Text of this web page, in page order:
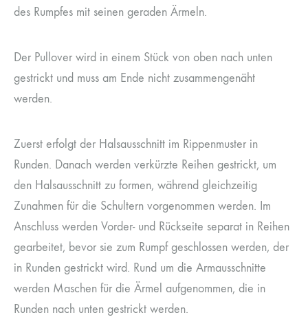
des Rumpfes mit seinen geraden Ärmeln.
Der Pullover wird in einem Stück von oben nach unten
gestrickt und muss am Ende nicht zusammengenäht
werden.
Zuerst erfolgt der Halsausschnitt im Rippenmuster in
Runden. Danach werden verkürzte Reihen gestrickt, um
den Halsausschnitt zu formen, während gleichzeitig
Zunahmen für die Schultern vorgenommen werden. Im
Anschluss werden Vorder- und Rückseite separat in Reihen
gearbeitet, bevor sie zum Rumpf geschlossen werden, der
in Runden gestrickt wird. Rund um die Armausschnitte
werden Maschen für die Ärmel aufgenommen, die in
Runden nach unten gestrickt werden.